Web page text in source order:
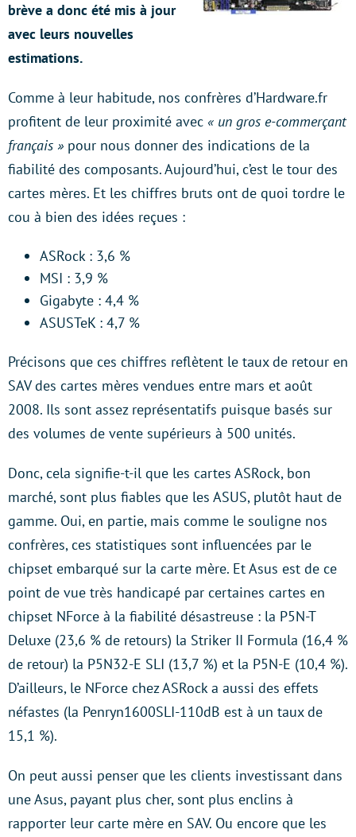
brève a donc été mis à jour
avec leurs nouvelles
estimations.
Comme à leur habitude, nos confrères d’Hardware.fr
profitent de leur proximité avec « un gros e-commerçant
français » pour nous donner des indications de la
fiabilité des composants. Aujourd’hui, c’est le tour des
cartes mères. Et les chiffres bruts ont de quoi tordre le
cou à bien des idées reçues :
ASRock : 3,6 %
MSI : 3,9 %
Gigabyte : 4,4 %
ASUSTeK : 4,7 %
Précisons que ces chiffres reflètent le taux de retour en
SAV des cartes mères vendues entre mars et août
2008. Ils sont assez représentatifs puisque basés sur
des volumes de vente supérieurs à 500 unités.
Donc, cela signifie-t-il que les cartes ASRock, bon
marché, sont plus fiables que les ASUS, plutôt haut de
gamme. Oui, en partie, mais comme le souligne nos
confrères, ces statistiques sont influencées par le
chipset embarqué sur la carte mère. Et Asus est de ce
point de vue très handicapé par certaines cartes en
chipset NForce à la fiabilité désastreuse : la P5N-T
Deluxe (23,6 % de retours) la Striker II Formula (16,4 %
de retour) la P5N32-E SLI (13,7 %) et la P5N-E (10,4 %).
D’ailleurs, le NForce chez ASRock a aussi des effets
néfastes (la Penryn1600SLI-110dB est à un taux de
15,1 %).
On peut aussi penser que les clients investissant dans
une Asus, payant plus cher, sont plus enclins à
rapporter leur carte mère en SAV. Ou encore que les